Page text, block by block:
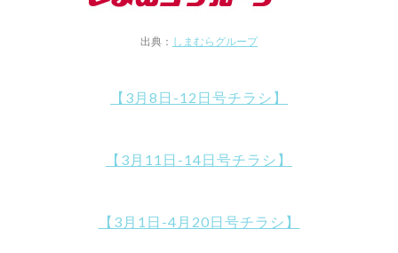
出典： しまむらグループ
【3月8日-12日号チラシ】
【3月11日-14日号チラシ】
【3月1日-4月20日号チラシ】